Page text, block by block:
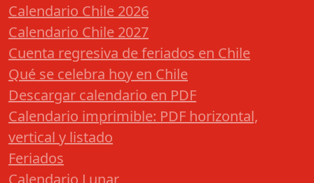
Calendario Chile 2026
Calendario Chile 2027
Cuenta regresiva de feriados en Chile
Qué se celebra hoy en Chile
Descargar calendario en PDF
Calendario imprimible: PDF horizontal,
vertical y listado
Feriados
Calendario Lunar